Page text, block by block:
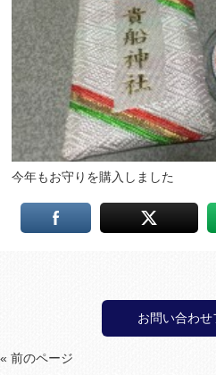
今年もお守りを購入しました
お問い合わせ
« 前のページ